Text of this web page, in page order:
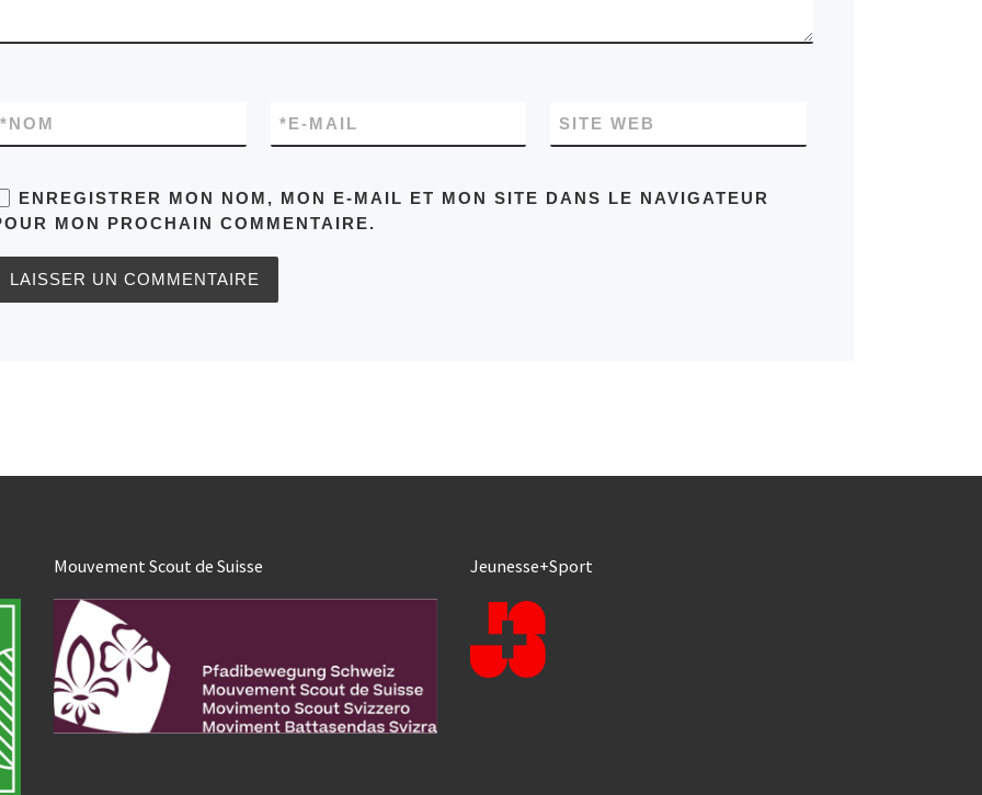
NOM
* E-MAIL
* SITE WEB
ENREGISTRER MON NOM, MON E-MAIL ET MON SITE DANS LE NAVIGATEUR
MON PROCHAIN COMMENTAIRE.
Mouvement Scout de Suisse Jeunesse+Sport